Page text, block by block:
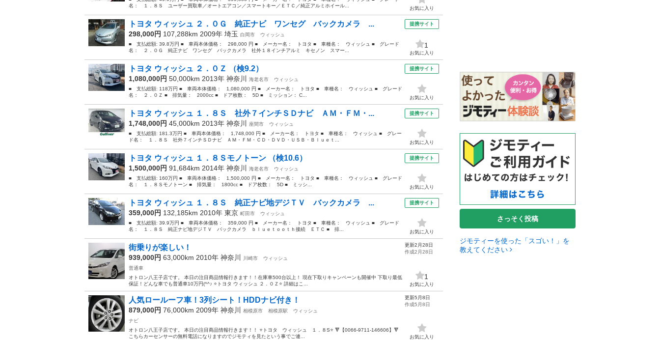
名： １．８Ｓ ユーザー買取車／オートエアコン／スマートキー／ＥＴＣ／純正アルミホイール...
お気に入り
トヨタ ウィッシュ ２．０Ｇ 純正ナビ ワンセグ バックカメラ ...
298,000円 107,288km 2009年 埼玉 白岡市
ウィッシュ
■ 支払総額: 39.8万円 ■ 車両本体価格： 298,000 円 ■ メーカー名： トヨタ ■ 車種名： ウィッシュ ■ グレード
名： ２．０Ｇ 純正ナビ ワンセグ バックカメラ 社外１８インチアルミ キセノン スマー...
提携サイト
1
お気に入り
トヨタ ウィッシュ ２．０Ｚ （検9.2）
1,080,000円 50,000km 2013年 神奈川 海老名市
ウィッシュ
■ 支払総額: 118万円 ■ 車両本体価格： 1,080,000 円 ■ メーカー名： トヨタ ■ 車種名： ウィッシュ ■ グレード
名： ２．０Ｚ ■ 排気量： 2000cc ■ ドア枚数： 5D ■ ミッション： C...
提携サイト
お気に入り
トヨタ ウィッシュ １．８Ｓ 社外７インチＳＤナビ ＡＭ・ＦＭ・...
1,748,000円 45,000km 2013年 神奈川 座間市
ウィッシュ
■ 支払総額: 181.3万円 ■ 車両本体価格： 1,748,000 円 ■ メーカー名： トヨタ ■ 車種名： ウィッシュ ■ グレー
ド名： １．８Ｓ 社外７インチＳＤナビ ＡＭ・ＦＭ・ＣＤ・ＤＶＤ・ＵＳＢ・Ｂｌｕｅｔ...
提携サイト
お気に入り
トヨタ ウィッシュ １．８Ｓモノトーン （検10.6）
1,500,000円 91,684km 2014年 神奈川 海老名市
ウィッシュ
■ 支払総額: 160万円 ■ 車両本体価格： 1,500,000 円 ■ メーカー名： トヨタ ■ 車種名： ウィッシュ ■ グレード
名： １．８Ｓモノトーン ■ 排気量： 1800cc ■ ドア枚数： 5D ■ ミッシ...
提携サイト
お気に入り
トヨタ ウィッシュ １．８Ｓ 純正ナビ地デジＴＶ バックカメラ ...
359,000円 132,185km 2010年 東京 町田市
ウィッシュ
■ 支払総額: 39.9万円 ■ 車両本体価格： 359,000 円 ■ メーカー名： トヨタ ■ 車種名： ウィッシュ ■ グレード
名： １．８Ｓ 純正ナビ地デジＴＶ バックカメラ ｂｌｕｅｔｏｏｔｈ接続 ＥＴＣ ■ 排...
提携サイト
お気に入り
街乗りが楽しい！
939,000円 63,000km 2010年 神奈川 川崎市
ウィッシュ
普通車
オトロン八王子店です。 本日の注目商品情報行きます！！在庫車500台以上！ 現在下取りキャンペーンも開催中 下取り最低
保証！どんな車でも普通車10万円(^^♪ ⭐️トヨタ ウィッシュ ２．０Ｚ⭐️ 詳細はこ...
更新2月28日
作成2月28日
1
お気に入り
人気ロールーフ車！3列シート！HDDナビ付き！
879,000円 76,000km 2009年 神奈川 相模原市 相模原駅
ウィッシュ
ナビ
オトロン八王子店です。 本日の注目商品情報行きます！！ ⭐️トヨタ ウィッシュ １．８S⭐️ 🔻【0066-9711-146606】🔻
こちらカーセンサーの無料電話になりますのでジモティを見たという事でご連...
更新5月8日
作成5月8日
お気に入り
さっそく投稿
ジモティーを使った「スゴい！」を
教えてください